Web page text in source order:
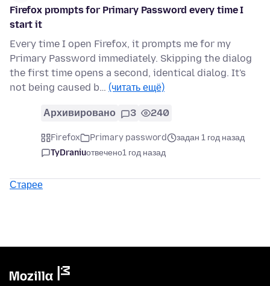
Firefox prompts for Primary Password every time I
start it
Every time I open Firefox, it prompts me for my
Primary Password immediately. Skipping the dialog
the first time opens a second, identical dialog. It's
not being caused b… (читать ещё)
Архивировано 3 240
Firefox Primary password
задан 1 год назад
TyDraniuотвечено1 год назад
Старее